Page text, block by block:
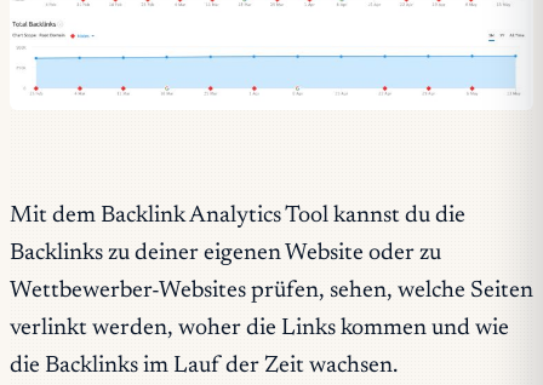
Mit dem Backlink Analytics Tool kannst du die
Backlinks zu deiner eigenen Website oder zu
Wettbewerber-Websites prüfen, sehen, welche Seiten
verlinkt werden, woher die Links kommen und wie
die Backlinks im Lauf der Zeit wachsen.